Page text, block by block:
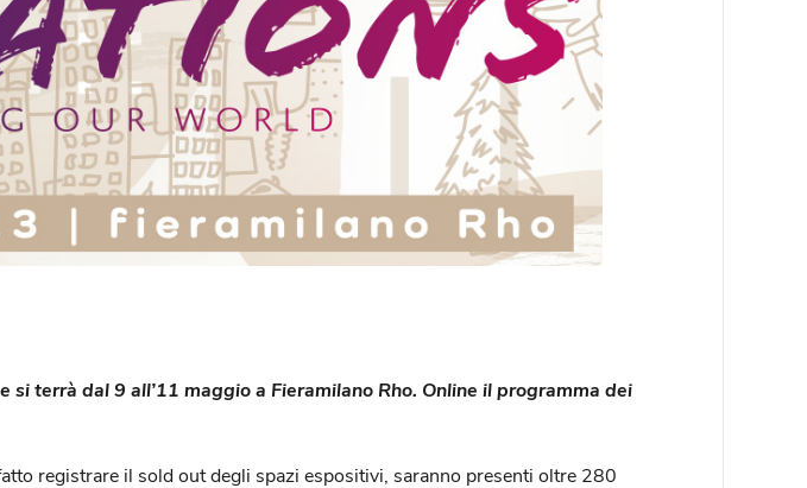
terrà dal 9 all’11 maggio a Fieramilano Rho. Online il programma dei
registrare il sold out degli spazi espositivi, saranno presenti oltre 280